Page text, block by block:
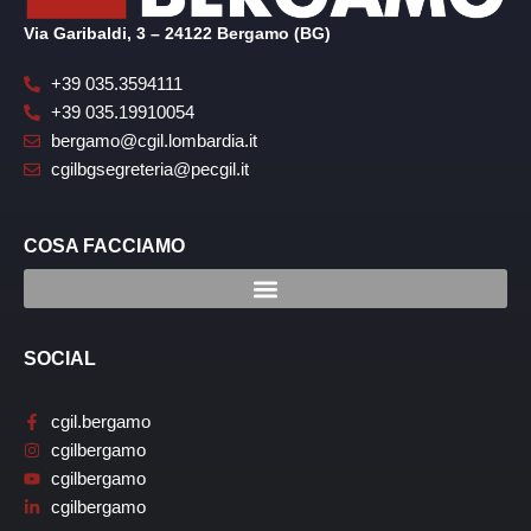
Via Garibaldi, 3 – 24122 Bergamo (BG)
+39 035.3594111
+39 035.19910054
bergamo@cgil.lombardia.it
cgilbgsegreteria@pecgil.it
COSA FACCIAMO
SOCIAL
cgil.bergamo
cgilbergamo
cgilbergamo
cgilbergamo